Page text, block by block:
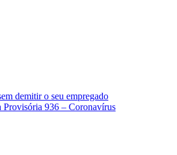
demitir o seu empregado
936 – Coronavírus